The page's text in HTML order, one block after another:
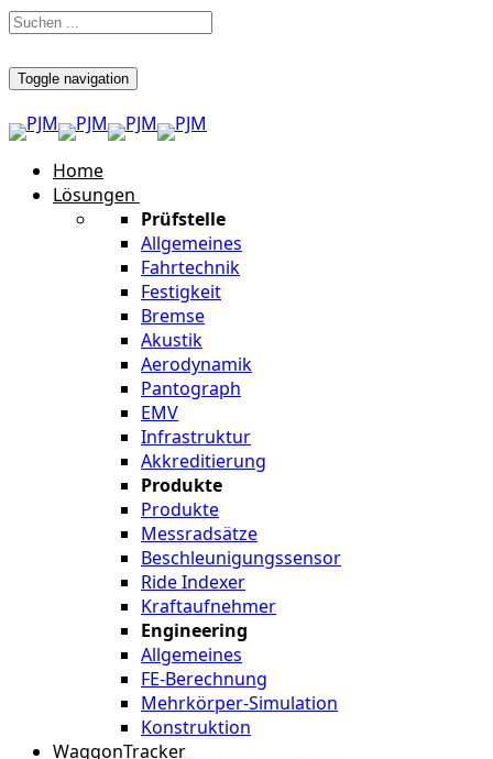
Toggle navigation
Home
Lösungen
Prüfstelle
Allgemeines
Fahrtechnik
Festigkeit
Bremse
Akustik
Aerodynamik
Pantograph
EMV
Infrastruktur
Akkreditierung
Produkte
Produkte
Messradsätze
Beschleunigungssensor
Ride Indexer
Kraftaufnehmer
Engineering
Allgemeines
FE-Berechnung
Mehrkörper-Simulation
Konstruktion
WaggonTracker